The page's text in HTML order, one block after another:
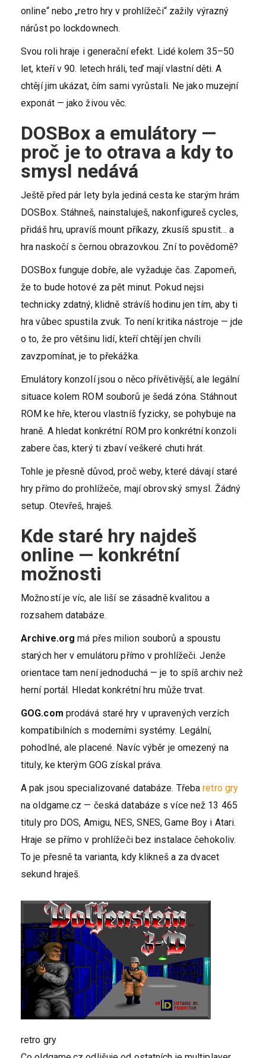
online“ nebo „retro hry v prohlížeči“ zažily výrazný
nárůst po lockdownech.
Svou roli hraje i generační efekt. Lidé kolem 35–50
let, kteří v 90. letech hráli, teď mají vlastní děti. A
chtějí jim ukázat, čím sami vyrůstali. Ne jako muzejní
exponát — jako živou věc.
DOSBox a emulátory —
proč je to otrava a kdy to
smysl nedává
Ještě před pár lety byla jediná cesta ke starým hrám
DOSBox. Stáhneš, nainstaluješ, nakonfigureš cycles,
přidáš hru, upravíš mount příkazy, zkusíš spustit… a
hra naskočí s černou obrazovkou. Zní to povědomě?
DOSBox funguje dobře, ale vyžaduje čas. Zapomeň,
že to bude hotové za pět minut. Pokud nejsi
technicky zdatný, klidně strávíš hodinu jen tím, aby ti
hra vůbec spustila zvuk. To není kritika nástroje — jde
o to, že pro většinu lidí, kteří chtějí jen chvíli
zavzpomínat, je to překážka.
Emulátory konzolí jsou o něco přívětivější, ale legální
situace kolem ROM souborů je šedá zóna. Stáhnout
ROM ke hře, kterou vlastníš fyzicky, se pohybuje na
hraně. A hledat konkrétní ROM pro konkrétní konzoli
zabere čas, který ti zbaví veškeré chuti hrát.
Tohle je přesně důvod, proč weby, které dávají staré
hry přímo do prohlížeče, mají obrovský smysl. Žádný
setup. Otevřeš, hraješ.
Kde staré hry najdeš
online — konkrétní
možnosti
Možností je víc, ale liší se zásadně kvalitou a
rozsahem databáze.
Archive.org má přes milion souborů a spoustu
starých her v emulátoru přímo v prohlížeči. Jenže
orientace tam není jednoduchá — je to spíš archiv než
herní portál. Hledat konkrétní hru může trvat.
GOG.com prodává staré hry v upravených verzích
kompatibilních s moderními systémy. Legální,
pohodlné, ale placené. Navíc výběr je omezený na
tituly, ke kterým GOG získal práva.
A pak jsou specializované databáze. Třebaretro gry
na oldgame.cz — česká databáze s více než 13 465
tituly pro DOS, Amigu, NES, SNES, Game Boy i Atari.
Hraje se přímo v prohlížeči bez instalace čehokoliv.
To je přesně ta varianta, kdy klikneš a za dvacet
sekund hraješ.
retro gry